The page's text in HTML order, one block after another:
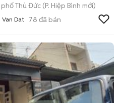
Thủ Đức (P. Hiệp Bình mới)
Dat 78 đã bán